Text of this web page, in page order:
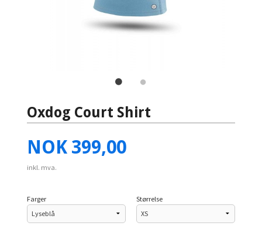
Oxdog Court Shirt
Pris
NOK 399,00
inkl. mva.
Farger Størrelse